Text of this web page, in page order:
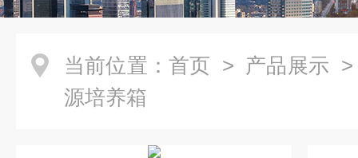
当前位置： 首页 > 产品展示
源培养箱